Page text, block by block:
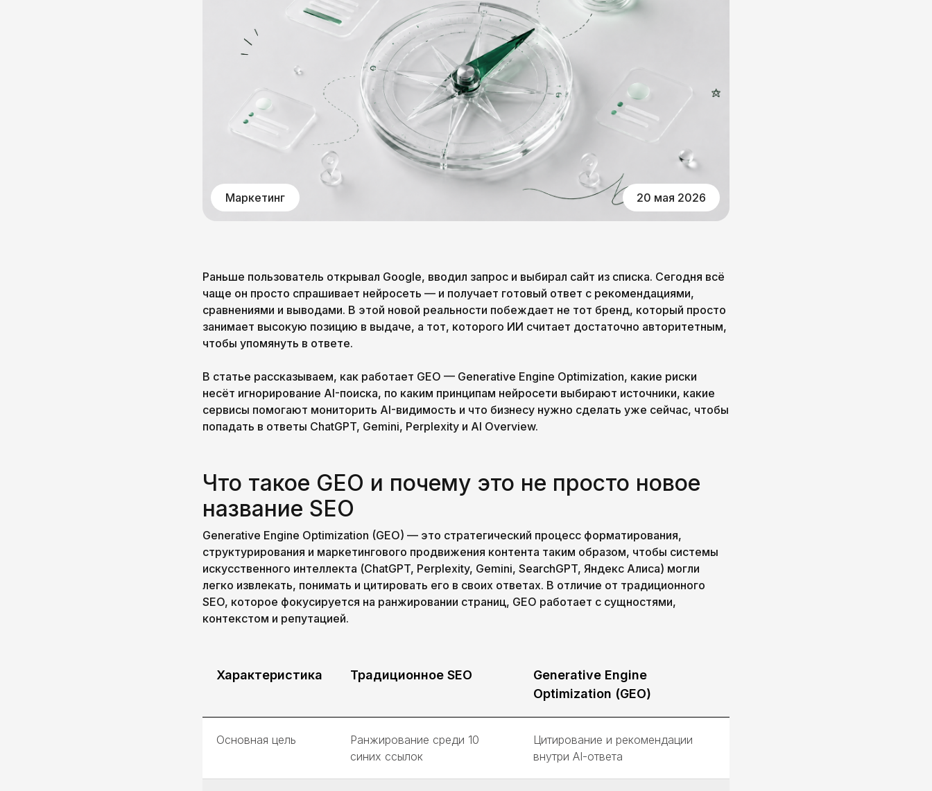
Маркетинг 20 мая 2026
Раньше пользователь открывал Google, вводил запрос и выбирал сайт из списка. Сегодня всё
чаще он просто спрашивает нейросеть — и получает готовый ответ с рекомендациями,
сравнениями и выводами. В этой новой реальности побеждает не тот бренд, который просто
занимает высокую позицию в выдаче, а тот, которого ИИ считает достаточно авторитетным,
чтобы упомянуть в ответе.
В статье рассказываем, как работает GEO — Generative Engine Optimization, какие риски
несёт игнорирование AI-поиска, по каким принципам нейросети выбирают источники, какие
сервисы помогают мониторить AI-видимость и что бизнесу нужно сделать уже сейчас, чтобы
попадать в ответы ChatGPT, Gemini, Perplexity и AI Overview.
Что такое GEO и почему это не просто новое
название SEO
Generative Engine Optimization (GEO) — это стратегический процесс форматирования,
структурирования и маркетингового продвижения контента таким образом, чтобы системы
искусственного интеллекта (ChatGPT, Perplexity, Gemini, SearchGPT, Яндекс Алиса) могли
легко извлекать, понимать и цитировать его в своих ответах. В отличие от традиционного
SEO, которое фокусируется на ранжировании страниц, GEO работает с сущностями,
контекстом и репутацией.
Характеристика Традиционное SEO
Generative Engine
Optimization (GEO)
Основная цель
Ранжирование среди 10
синих ссылок
Цитирование и рекомендации
внутри AI-ответа